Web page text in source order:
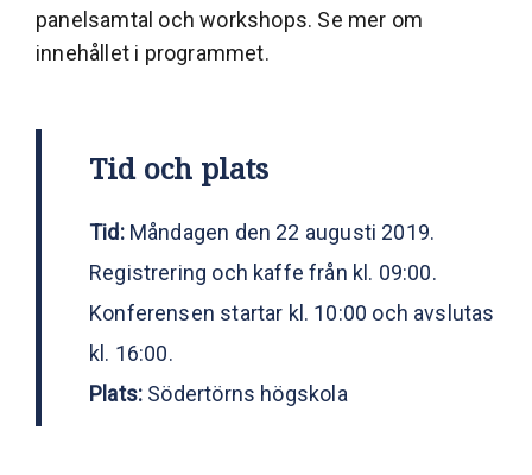
panelsamtal och workshops. Se mer om
innehållet i programmet.
Tid och plats
Tid:Måndagen den 22 augusti 2019.
Registrering och kaffe från kl. 09:00.
Konferensen startar kl. 10:00 och avslutas
kl. 16:00.
Plats: Södertörns högskola